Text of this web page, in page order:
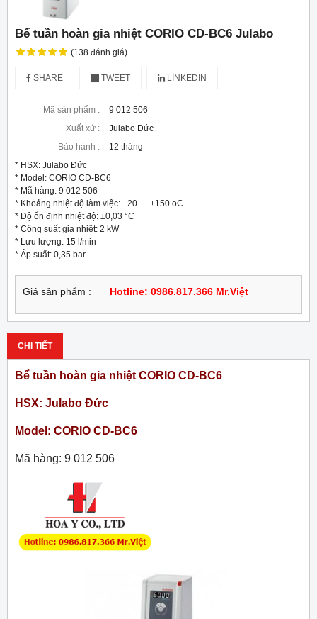
Bể tuần hoàn gia nhiệt CORIO CD-BC6 Julabo
(138 đánh giá)
SHARE TWEET LINKEDIN
Mã sản phẩm :
9 012 506
Xuất xứ :
Julabo Đức
Bảo hành :
12 tháng
* HSX: Julabo Đức
* Model: CORIO CD-BC6
* Mã hàng: 9 012 506
* Khoảng nhiệt độ làm việc: +20 … +150 oC
* Độ ổn định nhiệt độ: ±0,03 °C
* Công suất gia nhiệt: 2 kW
* Lưu lượng: 15 l/min
* Áp suất: 0,35 bar
Giá sản phẩm : Hotline: 0986.817.366 Mr.Việt
CHI TIẾT
Bể tuần hoàn gia nhiệt CORIO CD-BC6
HSX: Julabo Đức
Model: CORIO CD-BC6
Mã hàng: 9 012 506